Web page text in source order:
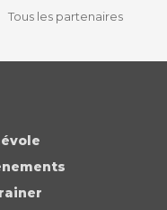
Tous les partenaires